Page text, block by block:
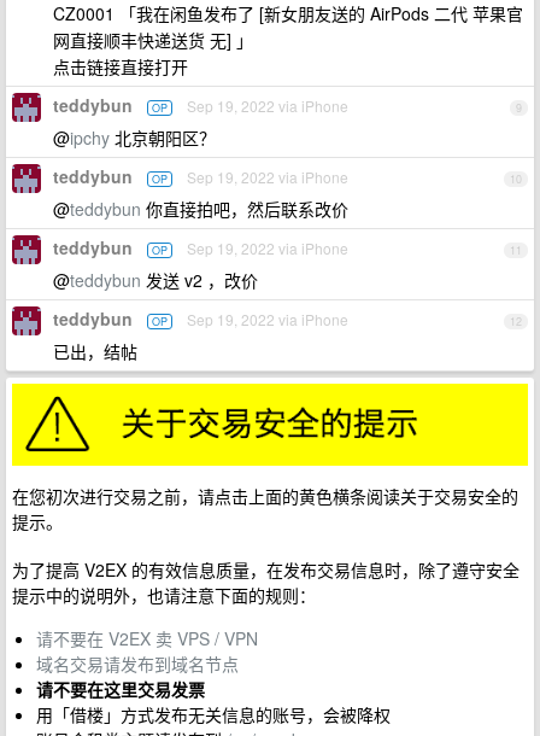
CZ0001 「我在闲鱼发布了 [新女朋友送的 AirPods 二代 苹果官
网直接顺丰快递送货 无] 」
点击链接直接打开
9
teddybun OP Sep 19, 2022 via iPhone
@ipchy 北京朝阳区？
10
teddybun OP Sep 19, 2022 via iPhone
@teddybun 你直接拍吧，然后联系改价
11
teddybun OP Sep 19, 2022 via iPhone
@teddybun 发送 v2 ，改价
12
teddybun OP Sep 19, 2022 via iPhone
已出，结帖
在您初次进行交易之前，请点击上面的黄色横条阅读关于交易安全的
提示。
为了提高 V2EX 的有效信息质量，在发布交易信息时，除了遵守安全
提示中的说明外，也请注意下面的规则：
请不要在 V2EX 卖 VPS / VPN
域名交易请发布到域名节点
请不要在这里交易发票
用「借楼」方式发布无关信息的账号，会被降权